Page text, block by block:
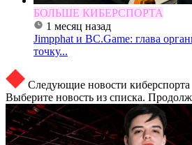
БОЛЬШЕ КИБЕРСПОРТА
1 месяц назад
Jimpphat и BC.Game: глава
точку...
Следующие новости киберспорта
Выберите новость из списка.